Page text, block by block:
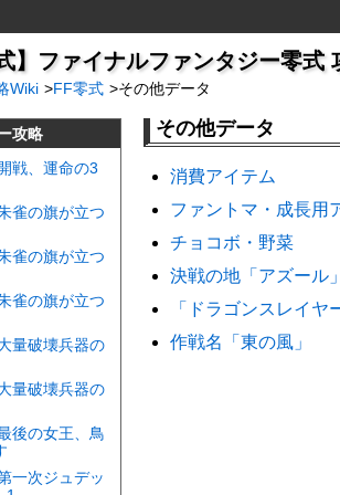
】ファイナルファンタジー零式
Wiki >FF零式 >その他データ
攻略
戦、運命の3
雀の旗が立つ
雀の旗が立つ
雀の旗が立つ
量破壊兵器の
量破壊兵器の
後の女王、鳥
一次ジュデッ
その他データ
消費アイテム
ファントマ・成長用
チョコボ・野菜
決戦の地「アズール」
「ドラゴンスレイヤ
作戦名「東の風」